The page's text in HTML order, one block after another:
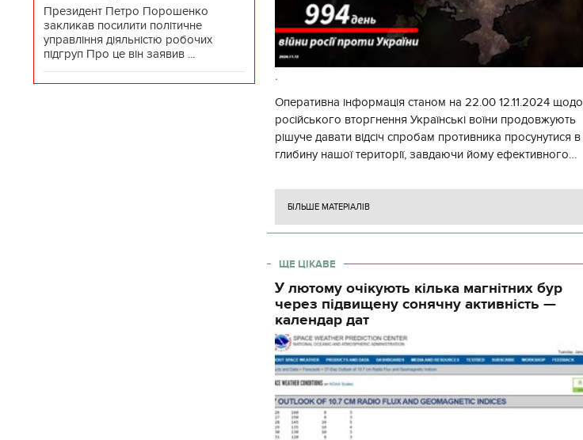
Президент Петро Порошенко
закликав посилити політичне
управління діяльністю робочих
підгруп Про це він заявив ...
.
Оперативна інформація станом на 22.00 12.11.2024 щодо
російського вторгнення Українські воїни продовжують
рішуче давати відсіч спробам противника просунутися в
глибину нашої території, завдаючи йому ефективного
БІЛЬШЕ МАТЕРІАЛІВ
ЩЕ ЦІКАВЕ
У лютому очікують кілька магнітних бур
через підвищену сонячну активність —
календар дат